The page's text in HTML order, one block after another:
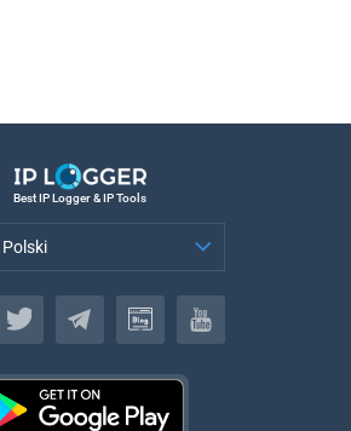
Best IP Logger & IP Tools
Polski
Polski